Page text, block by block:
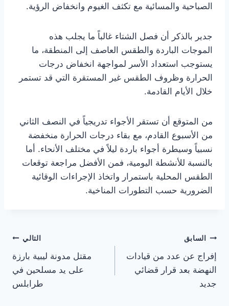
الصباحية والمسائية مع تكثف الغيوم وانخفاض الرؤية.
جدير بالذكر أن فصل الشتاء غالباً ما يجلب هذه
الموجات الباردة والطقس العاصف إلى المنطقة، ما
يستوجب استعداد الأسر لمواجهة انخفاض درجات
الحرارة وظروف الطقس غير المستقرة التي قد تستمر
خلال الأيام القادمة.
من المتوقع أن تستقر الأجواء تدريجياً في النصف الثاني
من الأسبوع القادم، مع بقاء درجات الحرارة منخفضة
نسبياً وسيطرة أجواء باردة ليلاً في مختلف الأنحاء. أما
بالنسبة للأنشطة اليومية، فمن الأفضل مراجعة توقعات
الطقس المحلية باستمرار واتخاذ الإجراءات الوقائية
الضرورية حسب التطورات المناخية.
تصفّح
المقالات
السابق
إفراج عن عدد من قيادات
النهضة بعد قرار قضائي
جديد
التالي
مقتل مدونة ليبية بارزة
على يد مسلحين في
طرابلس